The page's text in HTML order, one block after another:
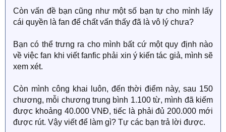
trên phương diện fan má Quẫn nghĩ rằng hỏi ý kiến tác
giả nguyên tác là sự tôn trọng của một fan dành cho tác
giả mk hâm mộ. Nhưng có vẻ không phải ai cũng nghĩ
Cháu nghĩ bác biết tiếng Trung thì làm vậy không tốn
nhiều thời gian mà còn cho thấy bác là một fan đúng
Nếu bác có được sự đồng ý của tác giả Quẫn Quẫn
Hữu Yêu có lẽ fan nguyên tác sẽ không phản ứng kịch
liệt như vậy ạ.
Còn vấn đề bạn cũng như một số bạn tự cho mình lấy
cái quyền là fan để chất vấn thấy đã là vô lý chưa?
Bạn có thể trưng ra cho mình bất cứ một quy định nào
về việc fan khi viết fanfic phải xin ý kiến tác giả, mình sẽ
xem xét.
Còn mình công khai luôn, đến thời điểm này, sau 150
chương, mỗi chương trung bình 1.100 từ, mình đã kiếm
được khoảng 40.000 VNĐ, tiếc là phải đủ 200.000 mới
được rút. Vậy viết để làm gì? Tự các bạn trả lời được.